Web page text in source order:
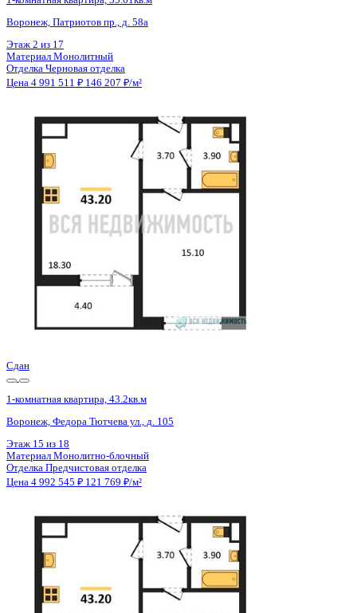
1-комнатная квартира, 39.87кв.м
Воронеж, Покровская ул., д. 17 к.3
Этаж 16 из 19
Черновая отделка
Цена 4 991 724 ₽ 131 361 ₽/м²